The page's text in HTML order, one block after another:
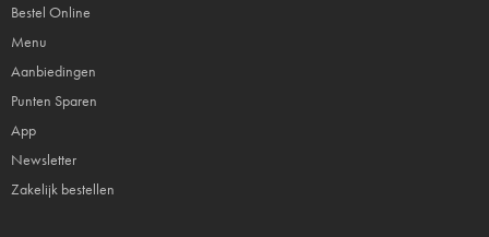
Bestel Online
Menu
Aanbiedingen
Punten Sparen
App
Newsletter
Zakelijk bestellen